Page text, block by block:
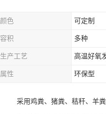
颜色 可定制
容积 多种
生产工艺 高温好氧
属性 环保型
采用鸡粪、猪粪、秸秆、羊